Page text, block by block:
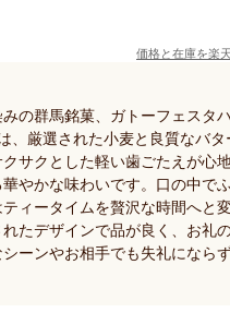
価格と在庫を楽天
の群馬銘菓、ガトーフェスタ
、厳選された小麦と良質なバタ
サクとした軽い歯ごたえが心
やかな味わいです。口の中で
ィータイムを贅沢な時間へと
れたデザインで品が良く、お礼
ーンやお相手でも失礼になら